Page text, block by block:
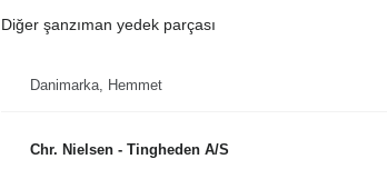
Diğer şanzıman yedek parçası
Danimarka, Hemmet
Chr. Nielsen - Tingheden A/S